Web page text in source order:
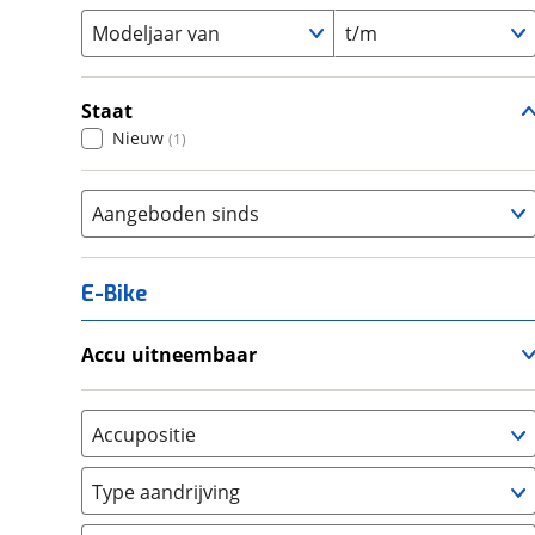
Modeljaar van t/m
Staat
Nieuw (1)
Aangeboden sinds
E-Bike
Accu uitneembaar
Nee, vast (0)
Accupositie
Bagagedrager (0)
Frame (0 )
Type aandrijving
Achterwiel (0)